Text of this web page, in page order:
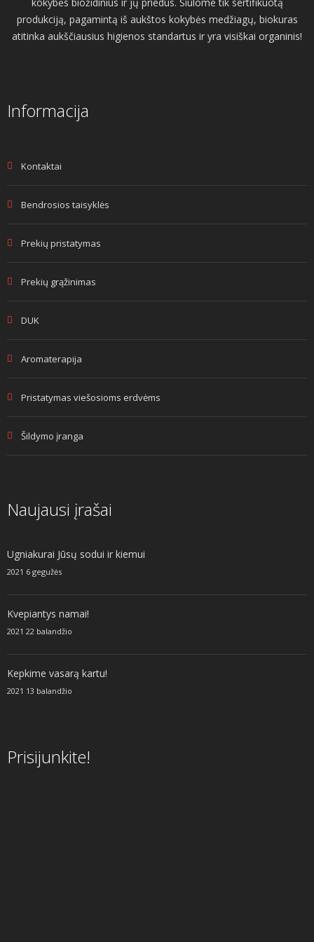
produkciją, pagamintą iš aukštos kokybės medžiagų, biokuras
atitinka aukščiausius higienos standartus ir yra visiškai organinis!
Informacija
Kontaktai
Bendrosios taisyklės
Prekių pristatymas
Prekių grąžinimas
DUK
Aromaterapija
Pristatymas viešosioms erdvėms
Šildymo įranga
Naujausi įrašai
Ugniakurai Jūsų sodui ir kiemui
2021 6 gegužės
Kvepiantys namai!
2021 22 balandžio
Kepkime vasarą kartu!
2021 13 balandžio
Prisijunkite!